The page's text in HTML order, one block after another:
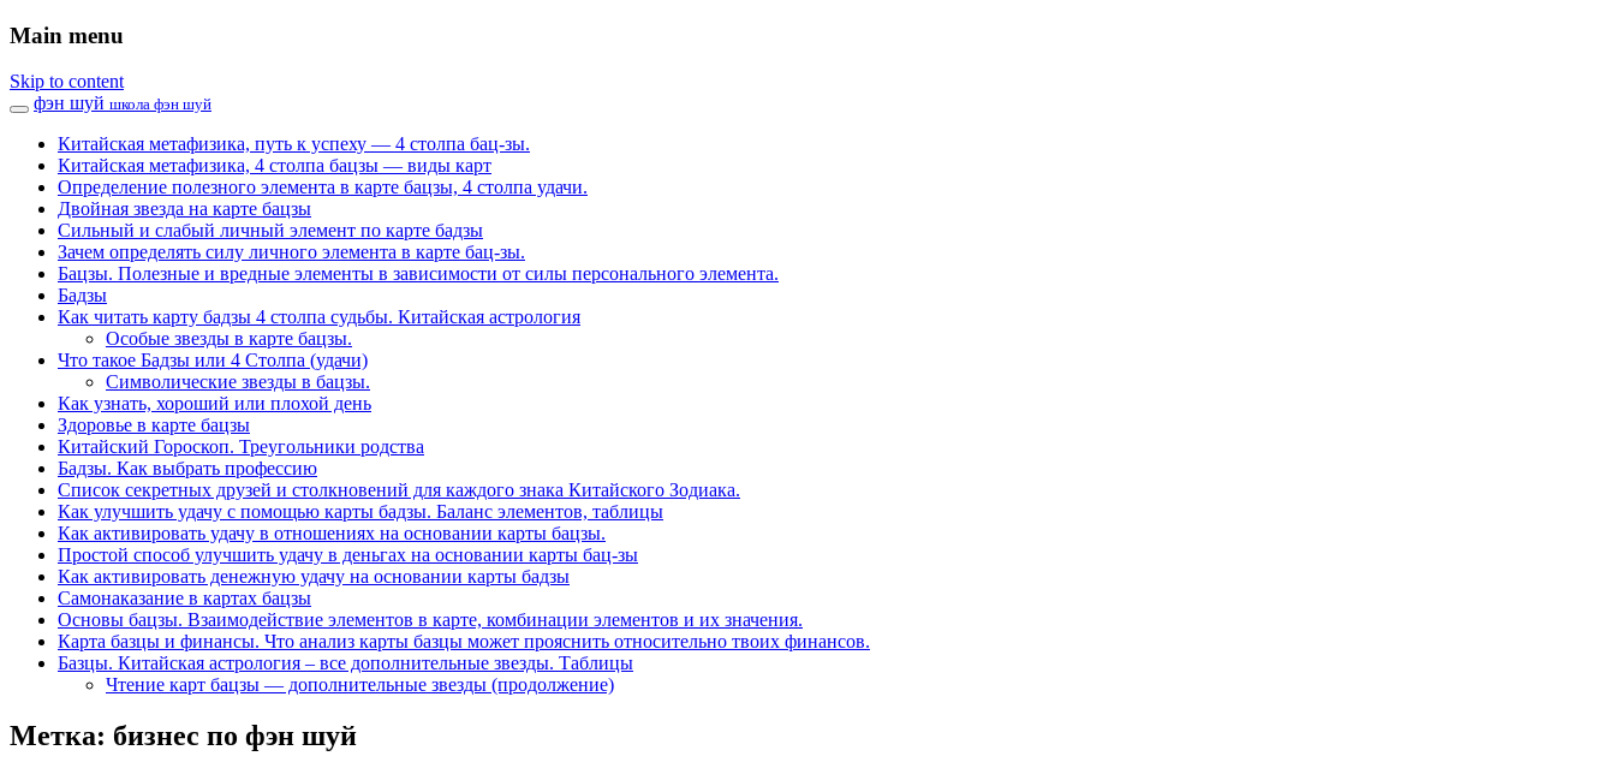
Main menu
Skip to content
фэн шуй школа фэн шуй
Китайская метафизика, путь к успеху — 4 столпа бац-зы.
Китайская метафизика, 4 столпа бацзы — виды карт
Определение полезного элемента в карте бацзы, 4 столпа удачи.
Двойная звезда на карте бацзы
Сильный и слабый личный элемент по карте бадзы
Зачем определять силу личного элемента в карте бац-зы.
Бацзы. Полезные и вредные элементы в зависимости от силы персонального элемента.
Бадзы
Как читать карту бадзы 4 столпа судьбы. Китайская астрология
Особые звезды в карте бацзы.
Что такое Бадзы или 4 Столпа (удачи)
Символические звезды в бацзы.
Как узнать, хороший или плохой день
Здоровье в карте бацзы
Китайский Гороскоп. Треугольники родства
Бадзы. Как выбрать профессию
Список секретных друзей и cтолкновений для каждого знака Китайского Зодиака.
Как улучшить удачу с помощью карты бадзы. Баланс элементов, таблицы
Как активировать удачу в отношениях на основании карты бацзы.
Простой способ улучшить удачу в деньгах на основании карты бац-зы
Как активировать денежную удачу на основании карты бадзы
Самонаказание в картах бацзы
Основы бацзы. Взаимодействие элементов в карте, комбинации элементов и их значения.
Карта базцы и финансы. Что анализ карты базцы может прояснить относительно твоих финансов.
Базцы. Китайская астрология – все дополнительные звезды. Таблицы
Чтение карт бацзы — дополнительные звезды (продолжение)
Метка: бизнес по фэн шуй